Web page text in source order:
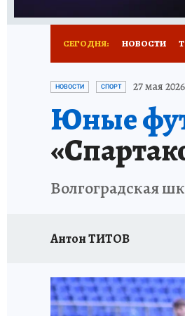
СЕГОДНЯ: НОВОСТИ
ИСПЫТАНО НА
НОВОСТИ СПОРТ 27 мая
Юные
Волгоградская
Антон ТИТОВ